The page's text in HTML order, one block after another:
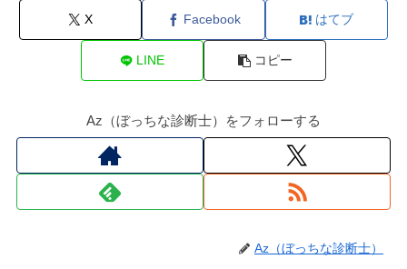
X Facebook はてブ
LINE コピー
Az（ぼっちな診断士）をフォローする
Az（ぼっちな診断士）